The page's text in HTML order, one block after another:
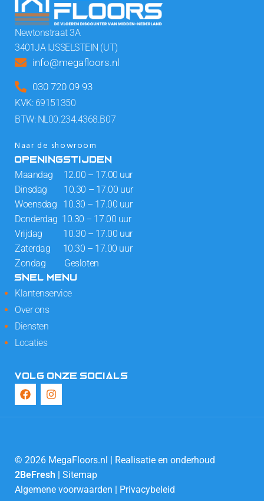
Newtonstraat 3A
3401JA IJSSELSTEIN (UT)
info@megafloors.nl
030 720 09 93
KVK: 69151350
BTW: NL00.234.4368.B07
Naar de showroom
OPENINGSTIJDEN
Maandag 12.00 – 17.00 uur
Dinsdag 10.30 – 17.00 uur
Woensdag 10.30 – 17.00 uur
Donderdag 10.30 – 17.00 uur
Vrijdag 10.30 – 17.00 uur
Zaterdag 10.30 – 17.00 uur
Zondag Gesloten
SNEL MENU
Klantenservice
Over ons
Diensten
Locaties
VOLG ONZE SOCIALS
© 2026 MegaFloors.nl | Realisatie en onderhoud
2BeFresh | Sitemap
Algemene voorwaarden | Privacybeleid